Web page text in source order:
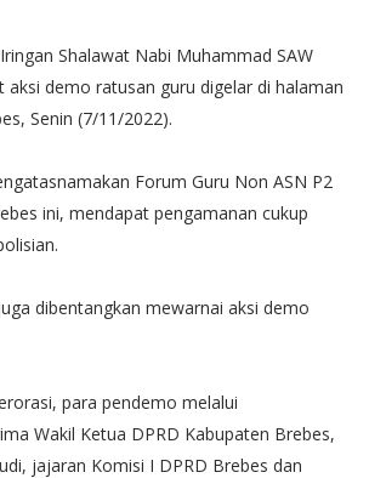
Shalawat Nabi Muhammad SAW
aksi demo ratusan guru digelar di halaman
Senin (7/11/2022).
Forum Guru Non ASN P2
ini, mendapat pengamanan cukup
dibentangkan mewarnai aksi demo
para pendemo melalui
Wakil Ketua DPRD Kabupaten Brebes,
jajaran Komisi I DPRD Brebes dan